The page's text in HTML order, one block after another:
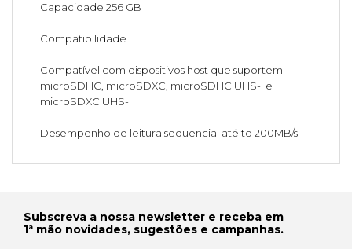
Capacidade 256 GB
Compatibilidade
Compatível com dispositivos host que suportem
microSDHC, microSDXC, microSDHC UHS-I e
microSDXC UHS-I
Desempenho de leitura sequencial até to 200MB/s
Subscreva a nossa newsletter e receba em
1ª mão novidades, sugestões e campanhas.